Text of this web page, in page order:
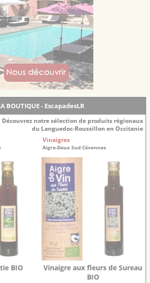
BOUTIQUE - EscapadesLR
Découvrez notre sélection de produits régionaux
du Languedoc-Roussillon en Occitanie
BIO
Vinaigres
Aigre-Doux Sud Cévennes
Vinaigre aux fleurs de Sureau
BIO